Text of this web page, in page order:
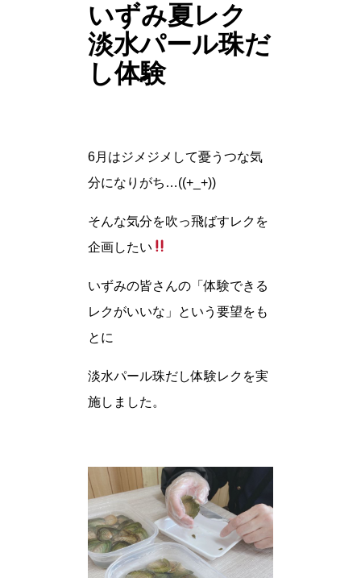
いずみ夏レク
淡水パール珠だ
し体験
6月はジメジメして憂うつな気
分になりがち…((+_+))
そんな気分を吹っ飛ばすレクを
企画したい
いずみの皆さんの「体験できる
レクがいいな」という要望をも
とに
淡水パール珠だし体験レクを実
施しました。